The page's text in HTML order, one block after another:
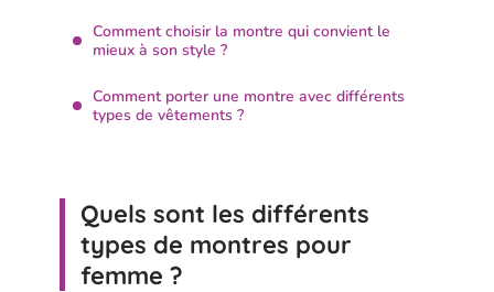
Comment choisir la montre qui convient le
mieux à son style ?
Comment porter une montre avec différents
types de vêtements ?
Quels sont les différents
types de montres pour
femme ?